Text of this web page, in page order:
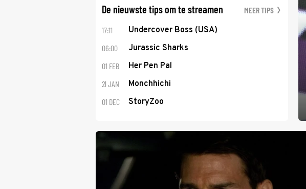
De nieuwste tips om te streamen MEER TIPS
17:11 Undercover Boss (USA)
06:00 Jurassic Sharks
01 FEB Her Pen Pal
21 JAN Monchhichi
01 DEC StoryZoo